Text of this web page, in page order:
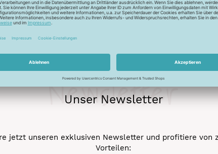
und Vernähbarkeit. Darüber hinaus bleibt der tolle
Unser Newsletter
Newsletter
jetzt unseren exklusiven Newsletter und profitiere von
Vorteilen: